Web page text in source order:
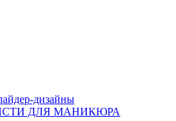
дизайны
ДЛЯ МАНИКЮРА